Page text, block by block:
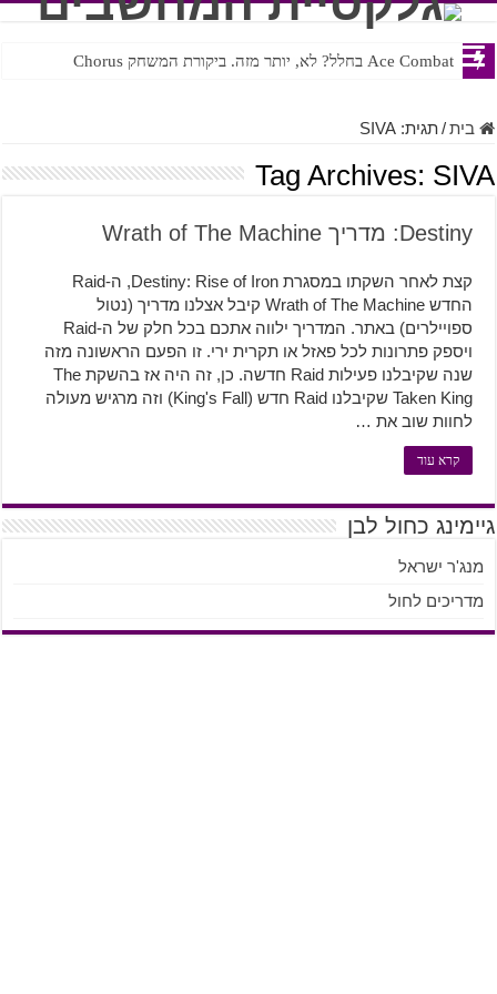
Ace Combat בחלל? לא, יותר מזה. ביקורת המשחק Chorus
Steven Universe והשירים שתורגמו בצורה נוראית לעברית
בית/תגית:SIVA
Tag Archives: SIVA
Destiny: מדריך Wrath of The Machine
קצת לאחר השקתו במסגרת Destiny: Rise of Iron, ה-Raid
החדש Wrath of The Machine קיבל אצלנו מדריך (נטול
ספויילרים) באתר. המדריך ילווה אתכם בכל חלק של ה-Raid
ויספק פתרונות לכל פאזל או תקרית ירי. זו הפעם הראשונה מזה
שנה שקיבלנו פעילות Raid חדשה. כן, זה היה אז בהשקת The
Taken King שקיבלנו Raid חדש (King's Fall) וזה מרגיש מעולה
לחוות שוב את …
קרא עוד
גיימינג כחול לבן
מנג'ר ישראל
מדריכים לחול